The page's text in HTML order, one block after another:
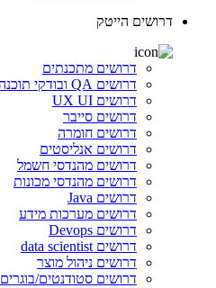
דרושים הייטק
דרושים מתכנתים
דרושים QA ובודקי תוכנה
דרושים UX UI
דרושים סייבר
דרושים חומרה
דרושים אנליסטים
דרושים מהנדסי חשמל
דרושים מהנדסי מכונות
דרושים Java
דרושים מערכות מידע
דרושים Devops
דרושים data scientist
דרושים ניהול מוצר
דרושים סטודנטים/בוגרים